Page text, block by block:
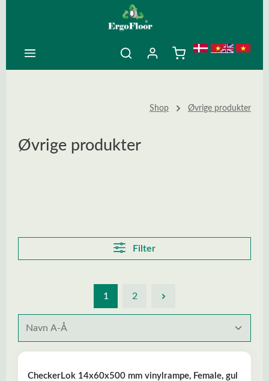
Shop Øvrige produkter
Øvrige produkter
Filter
1 2
CheckerLok 14x60x500 mm vinylrampe, Female, gul